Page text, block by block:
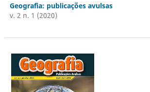
Geografia: publicações avulsas
v. 2 n. 1 (2020)